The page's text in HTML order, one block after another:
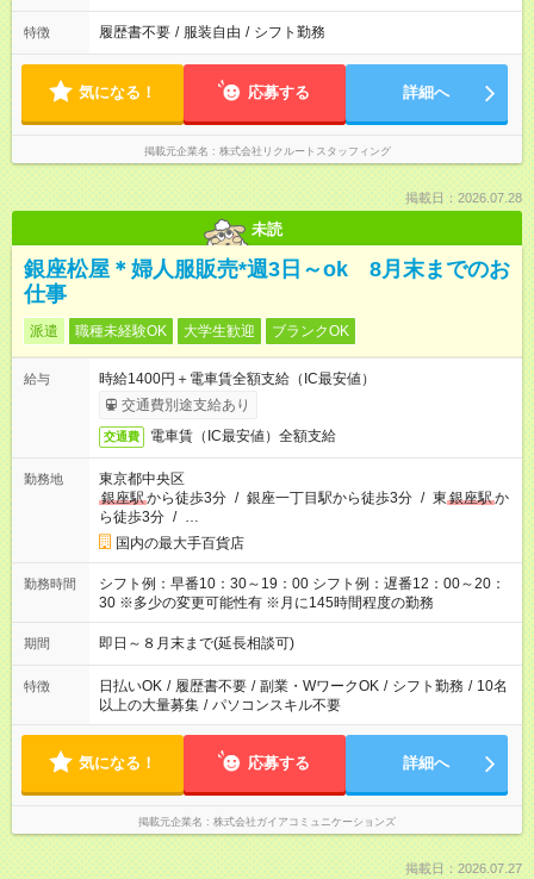
特徴 履歴書不要 / 服装自由 / シフト勤務
気になる！ 応募する 詳細へ
掲載元企業名 株式会社リクルートスタッフィング
掲載日：2026.07.28
未読
銀座松屋＊婦人服販売*週3日～ok 8月末までのお
仕事
派遣 職種未経験OK 大学生歓迎 ブランクOK
給与
時給1400円＋電車賃全額支給（IC最安値）
交通費別途支給あり
交通費 電車賃（IC最安値）全額支給
勤務地
東京都中央区
銀座駅から徒歩3分 / 銀座一丁目駅から徒歩3分 / 東 銀座駅か
ら徒歩3分 / …
国内の最大手百貨店
勤務時間
シフト例：早番10：30～19：00 シフト例：遅番12：00～20：
30 ※多少の変更可能性有 ※月に145時間程度の勤務
期間 即日～８月末まで(延長相談可)
特徴 日払いOK / 履歴書不要 / 副業・WワークOK / シフト勤務 / 10名
以上の大量募集 / パソコンスキル不要
気になる！ 応募する 詳細へ
掲載元企業名 株式会社ガイアコミュニケーションズ
掲載日：2026.07.27